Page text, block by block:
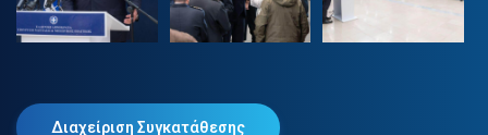
Διαχείριση Συγκατάθεσης